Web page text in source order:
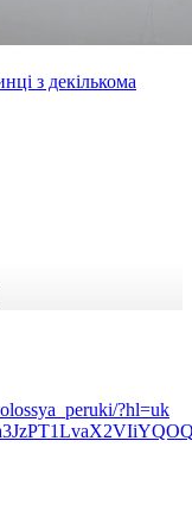
з декількома
?hl=uk